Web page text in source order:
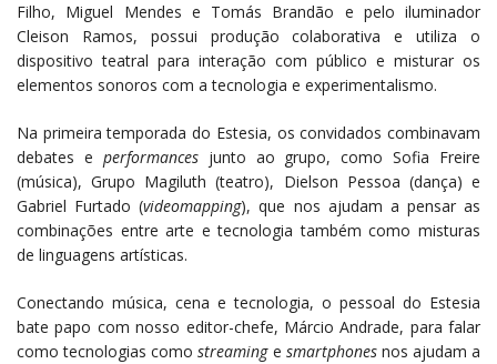
Filho, Miguel Mendes e Tomás Brandão e pelo iluminador
Cleison Ramos, possui produção colaborativa e utiliza o
dispositivo teatral para interação com público e misturar os
elementos sonoros com a tecnologia e experimentalismo.
Na primeira temporada do Estesia, os convidados combinavam
debates e performancesjunto ao grupo, como Sofia Freire
(música), Grupo Magiluth (teatro), Dielson Pessoa (dança) e
Gabriel Furtado (videomapping), que nos ajudam a pensar as
combinações entre arte e tecnologia também como misturas
de linguagens artísticas.
Conectando música, cena e tecnologia, o pessoal do Estesia
bate papo com nosso editor-chefe, Márcio Andrade, para falar
como tecnologias comostreaminge smartphonesnos ajudam a